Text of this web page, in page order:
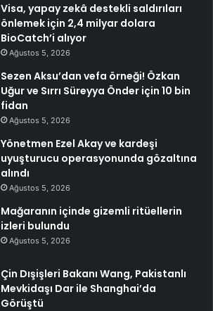
Visa, yapay zekâ destekli saldırıları
önlemek için 2,4 milyar dolara
BioCatch’i alıyor
Ağustos 5, 2026
Sezen Aksu’dan vefa örneği! Özkan
Uğur ve Sırrı Süreyya Önder için 10 bin
fidan
Ağustos 5, 2026
Yönetmen Ezel Akay ve kardeşi
uyuşturucu operasyonunda gözaltına
alındı
Ağustos 5, 2026
Mağaranın içinde gizemli ritüellerin
izleri bulundu
Ağustos 5, 2026
Çin Dışişleri Bakanı Wang, Pakistanlı
Mevkidaşı Dar ile Shanghai’da
Görüştü